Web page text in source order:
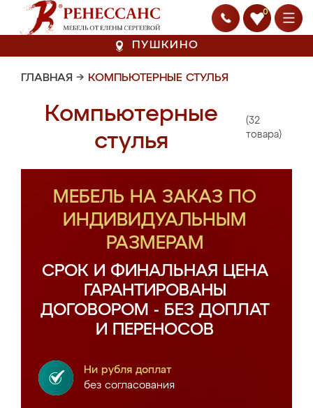
0
ПУШКИНО
ГЛАВНАЯ → КОМПЬЮТЕРНЫЕ СТУЛЬЯ
Компьютерные
стулья
(32
товара)
МЕБЕЛЬ НА ЗАКАЗ ПО
ИНДИВИДУАЛЬНЫМ
РАЗМЕРАМ
СРОК И ФИНАЛЬНАЯ ЦЕНА
ГАРАНТИРОВАНЫ
ДОГОВОРОМ - БЕЗ ДОПЛАТ
И ПЕРЕНОСОВ
Ни рубля доплат
без согласования